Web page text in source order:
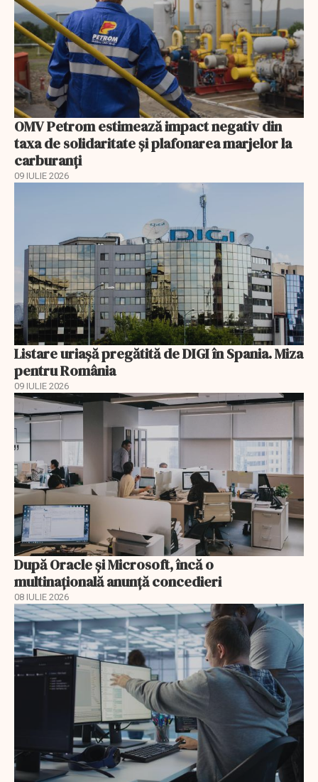
OMV Petrom estimează impact negativ din
taxa de solidaritate și plafonarea marjelor la
carburanți
09 IULIE 2026
Listare uriașă pregătită de DIGI în Spania. Miza
pentru România
09 IULIE 2026
După Oracle şi Microsoft, încă o
multinaţională anunţă concedieri
08 IULIE 2026
EXCLUSIV